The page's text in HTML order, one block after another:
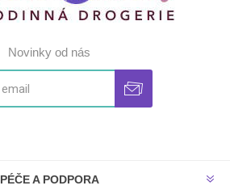
Novinky od nás
PÉČE A PODPORA